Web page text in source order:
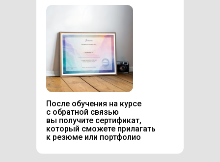
После обучения на курсе
с обратной связью
вы получите сертификат,
который сможете прилагать
к резюме или портфолио